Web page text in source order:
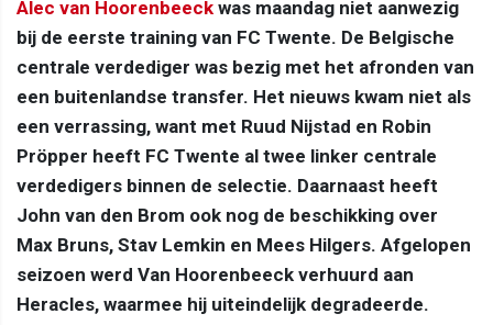
Alec van Hoorenbeeck was maandag niet aanwezig
bij de eerste training van FC Twente. De Belgische
centrale verdediger was bezig met het afronden van
een buitenlandse transfer. Het nieuws kwam niet als
een verrassing, want met Ruud Nijstad en Robin
Pröpper heeft FC Twente al twee linker centrale
verdedigers binnen de selectie. Daarnaast heeft
John van den Brom ook nog de beschikking over
Max Bruns, Stav Lemkin en Mees Hilgers. Afgelopen
seizoen werd Van Hoorenbeeck verhuurd aan
Heracles, waarmee hij uiteindelijk degradeerde.